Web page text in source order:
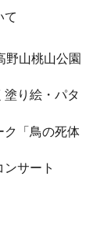
て
山桃山公園
り絵・パタ
ク「鳥の死体
サート